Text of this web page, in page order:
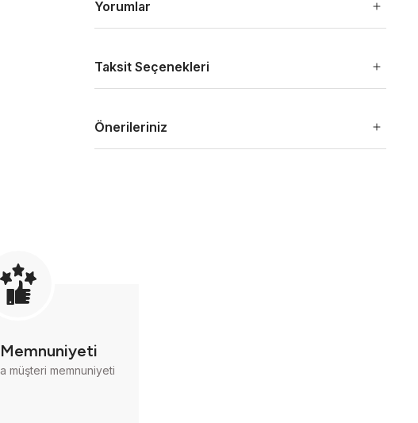
Yorumlar
Taksit Seçenekleri
Önerileriniz
müşteri memnuniyeti